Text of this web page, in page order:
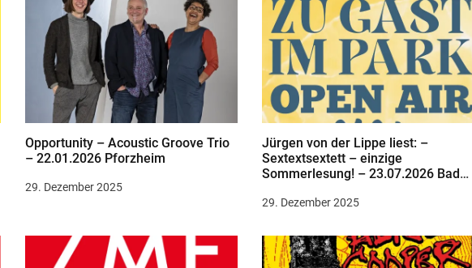
Opportunity – Acoustic Groove Trio
– 22.01.2026 Pforzheim
29. Dezember 2025
Jürgen von der Lippe liest: –
Sextextsextett – einzige
Sommerlesung! – 23.07.2026 Bad
29. Dezember 2025